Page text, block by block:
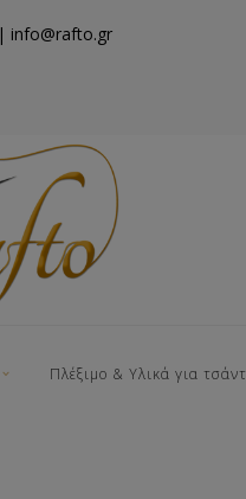
| info@rafto.gr
Πλέξιμο & Υλικά για